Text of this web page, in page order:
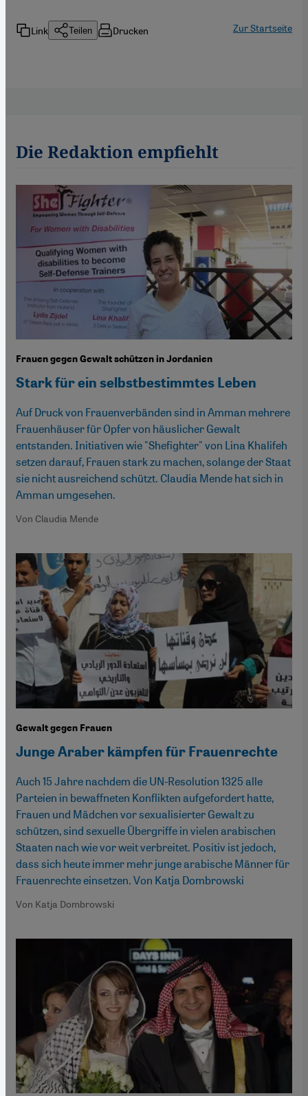
Link Teilen Drucken Zur Startseite
Die Redaktion empfiehlt
Frauen gegen Gewalt schützen in Jordanien
Stark für ein selbstbestimmtes Leben
Auf Druck von Frauenverbänden sind in Amman mehrere
Frauenhäuser für Opfer von häuslicher Gewalt
entstanden. Initiativen wie "Shefighter" von Lina Khalifeh
setzen darauf, Frauen stark zu machen, solange der Staat
sie nicht ausreichend schützt. Claudia Mende hat sich in
Amman umgesehen.
Von Claudia Mende
Gewalt gegen Frauen
Junge Araber kämpfen für Frauenrechte
Auch 15 Jahre nachdem die UN-Resolution 1325 alle
Parteien in bewaffneten Konflikten aufgefordert hatte,
Frauen und Mädchen vor sexualisierter Gewalt zu
schützen, sind sexuelle Übergriffe in vielen arabischen
Staaten nach wie vor weit verbreitet. Positiv ist jedoch,
dass sich heute immer mehr junge arabische Männer für
Frauenrechte einsetzen. Von Katja Dombrowski
Von Katja Dombrowski